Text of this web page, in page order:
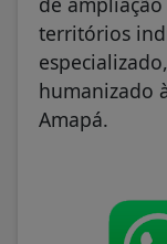
territórios
humanizado
Amapá.